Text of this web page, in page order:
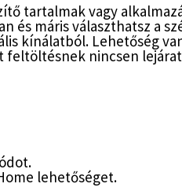
tartalmak vagy
és máris választhatsz a
kínálatból. Lehetőség
nincsen
lehetőséget.